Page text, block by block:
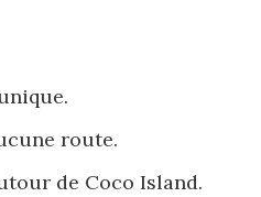
route.
de Coco Island.